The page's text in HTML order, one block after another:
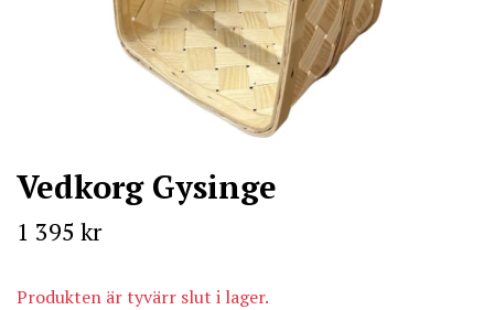
Vedkorg Gysinge
1 395 kr
Produkten är tyvärr slut i lager.